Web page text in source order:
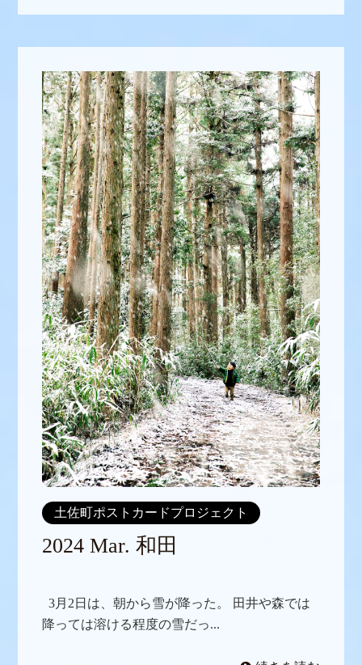
土佐町ポストカードプロジェクト
2024 Mar. 和田
3月2日は、朝から雪が降った。 田井や森では
降っては溶ける程度の雪だっ...